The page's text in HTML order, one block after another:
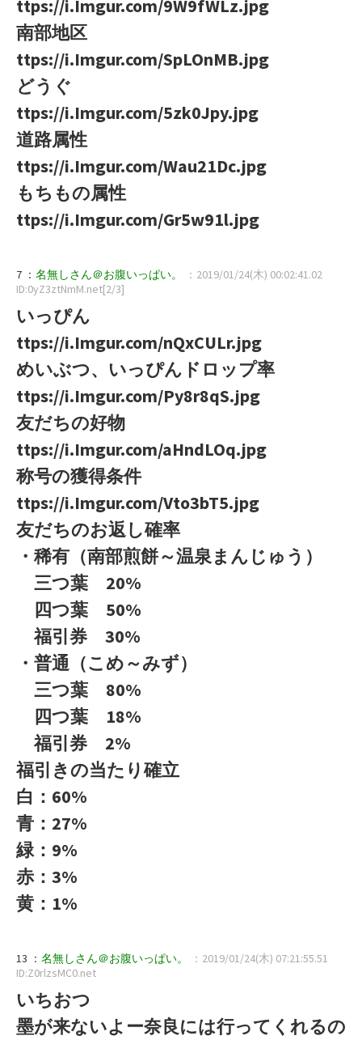
ttps://i.Imgur.com/9W9fWLz.jpg
南部地区
ttps://i.Imgur.com/SpLOnMB.jpg
どうぐ
ttps://i.Imgur.com/5zk0Jpy.jpg
道路属性
ttps://i.Imgur.com/Wau21Dc.jpg
もちもの属性
ttps://i.Imgur.com/Gr5w91l.jpg
7 ： 名無しさん＠お腹いっぱい。
：2019/01/24(木) 00:02:41.02
ID:0yZ3ztNmM.net[2/3]
いっぴん
ttps://i.Imgur.com/nQxCULr.jpg
めいぶつ、いっぴんドロップ率
ttps://i.Imgur.com/Py8r8qS.jpg
友だちの好物
ttps://i.Imgur.com/aHndLOq.jpg
称号の獲得条件
ttps://i.Imgur.com/Vto3bT5.jpg
友だちのお返し確率
・稀有（南部煎餅～温泉まんじゅう）
三つ葉 20%
四つ葉 50%
福引券 30%
・普通（こめ～みず）
三つ葉 80%
四つ葉 18%
福引券 2%
福引きの当たり確立
白：60%
青：27%
緑：9%
赤：3%
黄：1%
13 ： 名無しさん＠お腹いっぱい。
：2019/01/24(木) 07:21:55.51
ID:Z0rlzsMC0.net
いちおつ
墨が来ないよー奈良には行ってくれるの